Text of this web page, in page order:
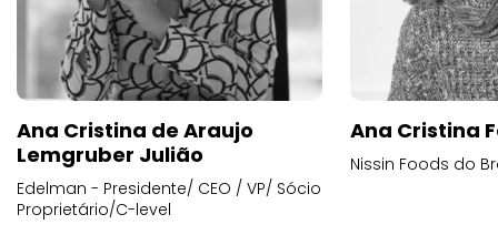
Ana Cristina de Araujo
Lemgruber Julião
Edelman - Presidente/ CEO / VP/ Sócio
Proprietário/C-level
Ana Cristina
Nissin Foods do